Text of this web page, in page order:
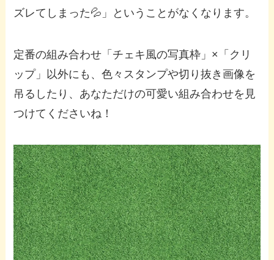
ズレてしまった💦」ということがなくなります。
定番の組み合わせ「チェキ風の写真枠」×「クリ
ップ」以外にも、色々スタンプや切り抜き画像を
吊るしたり、あなただけの可愛い組み合わせを見
つけてくださいね！